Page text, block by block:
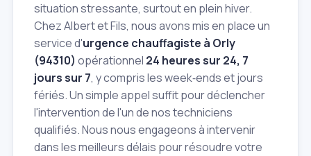
situation stressante, surtout en plein hiver.
Chez Albert et Fils, nous avons mis en place un
service d'urgence chauffagiste à Orly
(94310) opérationnel 24 heures sur 24, 7
jours sur 7, y compris les week‑ends et jours
fériés. Un simple appel suffit pour déclencher
l'intervention de l'un de nos techniciens
qualifiés. Nous nous engageons à intervenir
dans les meilleurs délais pour résoudre votre